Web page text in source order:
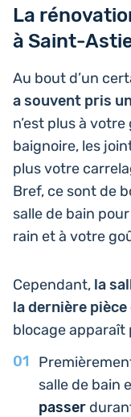
La
à Saint-
Au bout d’un
a souvent pris
n’est plus à
bai­gnoire, les
plus votre
Bref, ce sont de
salle de bain
rain et à votre
Cepen­dant, la
la der­nière
blocage appa­raît
salle de bain
passer